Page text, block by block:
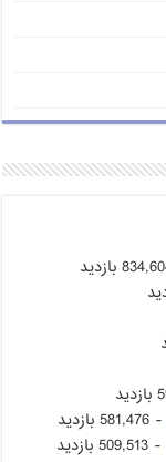
- 581,476 بازدید
- 509,513 بازدید